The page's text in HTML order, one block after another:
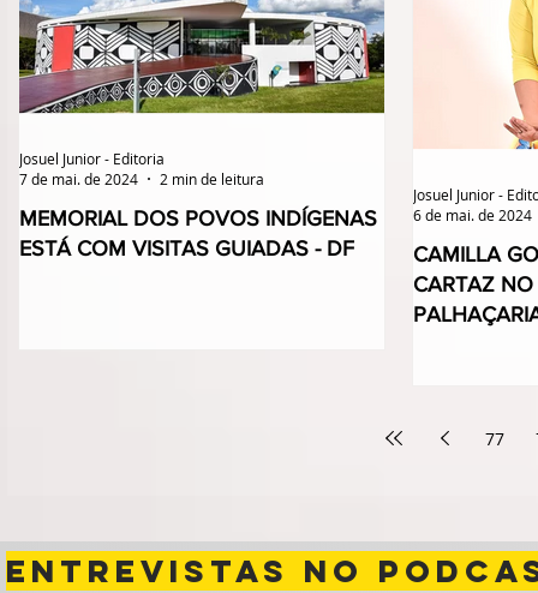
MEMORIAL DOS POVOS INDÍGENAS
ESTÁ COM VISITAS GUIADAS - DF
Josuel Junior - Editoria
7 de mai. de 2024
2 min de leitura
CAMILLA
CARTAZ
Josuel Junior -
6 de mai. de 2024
77
ENTREVISTAS NO